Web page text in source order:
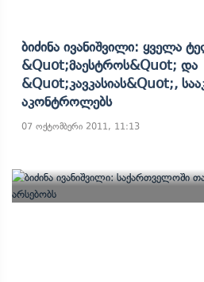
Ბიძინა Ივანიშვილი: Ყველა
&quot;მაესტროს&quot; Და
&quot;კავკასიას&quot;,
Აკონტროლებს
07 ოქტომბერი 2011, 11:13